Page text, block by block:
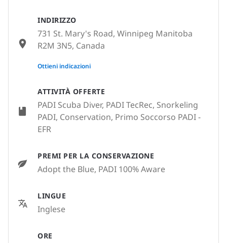
ATTIVITÀ OFFERTE
PADI Scuba Diver, PADI TecRec, Snorkeling
PADI, Conservation, Primo Soccorso PADI -
EFR
PREMI PER LA CONSERVAZIONE
Adopt the Blue, PADI 100% Aware
LINGUE
Inglese
ORE
INDIRIZZO
731 St. Mary's Road, Winnipeg Manitoba
R2M 3N5, Canada
None
Ottieni indicazioni